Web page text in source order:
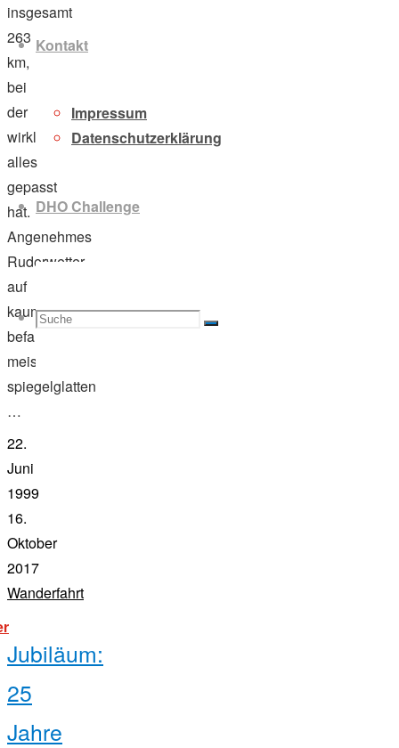
Kontakt
Impressum
Datenschutzerklärung
DHO Challenge
Suche
Suchen
Suche
insgesamt
263
km,
bei
der
wirklich
alles
gepasst
hat.
Angenehmes
Ruderwetter
auf
kaum
befahrenen,
meist
spiegelglatten
…
22.
Juni
1999
16.
Oktober
2017
Wanderfahrt
"werra
und
weser
mit
pirat
und
donau
linz"
Jubiläum:
25
Jahre